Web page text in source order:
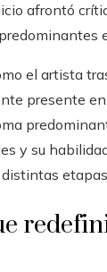
afrontó
el artista
presente
y su